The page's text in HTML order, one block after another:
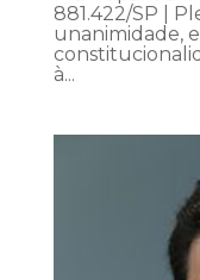
881.422/SP |
unanimidade,
à...